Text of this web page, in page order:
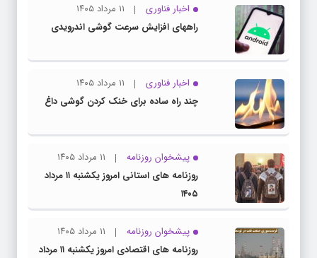
اخبار فناوری
۱۱ مرداد ۱۴۰۵
راههای افزایش سرعت گوشی اندرویدی
اخبار فناوری
۱۱ مرداد ۱۴۰۵
چند راه‌ ساده برای خنک کردن گوشی داغ
پیشخوان روزنامه
۱۱ مرداد ۱۴۰۵
روزنامه های استانی امروز یکشنبه ۱۱ مرداد
۱۴۰۵
پیشخوان روزنامه
۱۱ مرداد ۱۴۰۵
روزنامه های اقتصادی امروز یکشنبه ۱۱ مرداد